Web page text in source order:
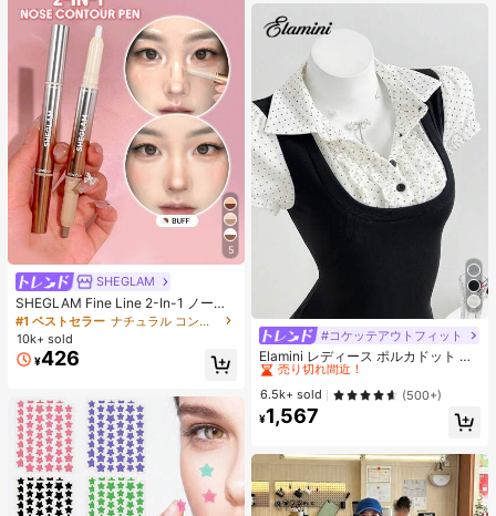
5
SHEGLAM
SHEGLAM Fine Line 2-In-1 ノーズ
コンター&ハイライトペン-Buff ノー
ズシャドウ シェーディング 女性と女
の子のためのブランドビューティー
コスメメイクアップ
#1 ベストセラー
ナチュラル コントゥア＆ブロンザー
10k+ sold
¥426
#コケッテアウトフィット
Elamini レディース ポルカドット パ
ッチワーク レーストリム 配色 ウエ
スト ショートスリーブ トップス 夏
用
#2 ベストセラー
夜遊び 女性用ブラウス
売り切れ間近！
#2 ベストセラー
売り切れ間近！
#2 ベストセラー
売り切れ間近！
#2 ベストセラー
6.5k+ sold (500+)
¥1,567